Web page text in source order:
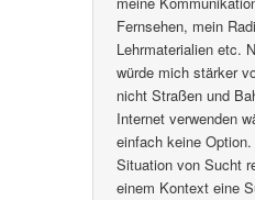
Fernsehen, mein
Lehrmaterialien etc.
würde mich stärker
nicht Straßen und
Internet verwenden
einfach keine
Situation von Sucht
einem Kontext eine